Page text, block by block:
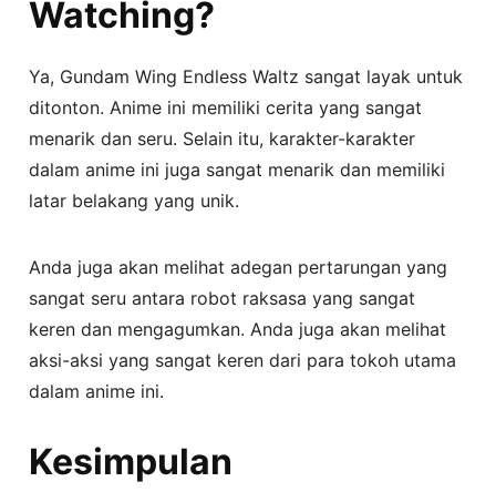
Watching?
Ya, Gundam Wing Endless Waltz sangat layak untuk
ditonton. Anime ini memiliki cerita yang sangat
menarik dan seru. Selain itu, karakter-karakter
dalam anime ini juga sangat menarik dan memiliki
latar belakang yang unik.
Anda juga akan melihat adegan pertarungan yang
sangat seru antara robot raksasa yang sangat
keren dan mengagumkan. Anda juga akan melihat
aksi-aksi yang sangat keren dari para tokoh utama
dalam anime ini.
Kesimpulan